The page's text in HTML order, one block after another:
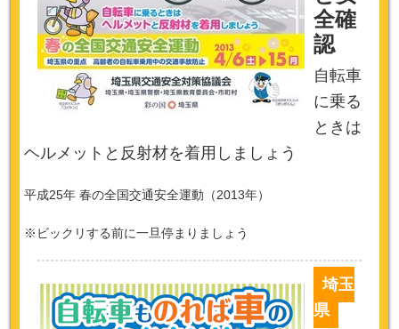
全確
認
自転車
に乗る
ときは
ヘルメットと反射材を着用しましょう
平成25年 春の全国交通安全運動（2013年）
※ビックリする前に一旦停まりましょう
埼玉
県